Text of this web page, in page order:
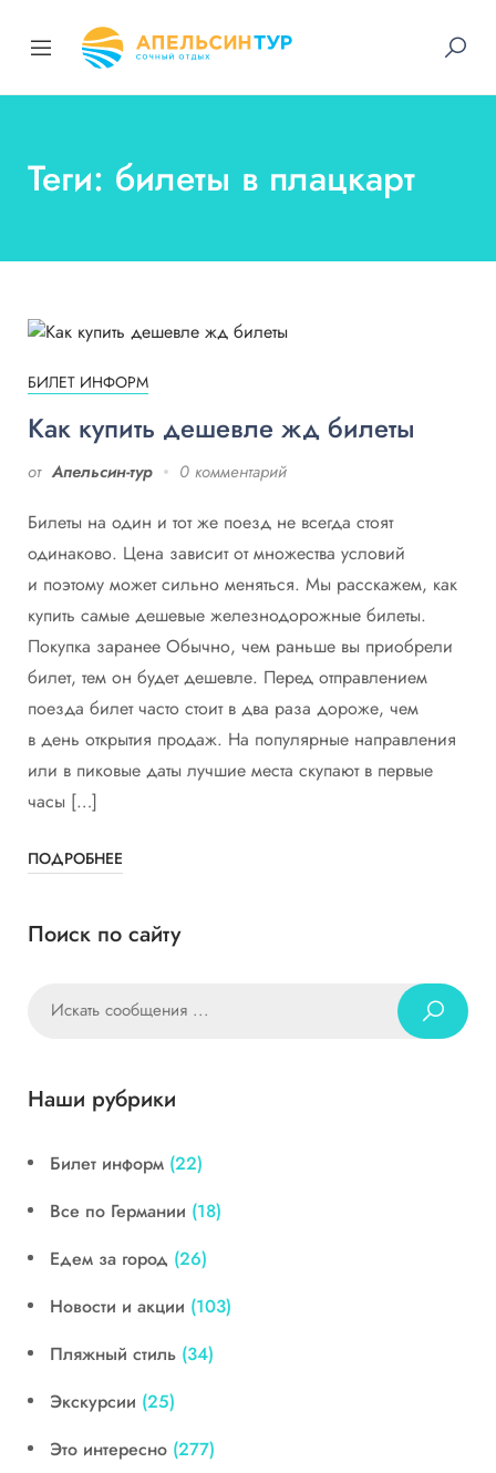
Теги: билеты в плацкарт
БИЛЕТ ИНФОРМ
Как купить дешевле жд билеты
от Апельсин-тур 0 комментарий
Билеты на один и тот же поезд не всегда стоят
одинаково. Цена зависит от множества условий
и поэтому может сильно меняться. Мы расскажем, как
купить самые дешевые железнодорожные билеты.
Покупка заранее Обычно, чем раньше вы приобрели
билет, тем он будет дешевле. Перед отправлением
поезда билет часто стоит в два раза дороже, чем
в день открытия продаж. На популярные направления
или в пиковые даты лучшие места скупают в первые
часы […]
ПОДРОБНЕЕ
Поиск по сайту
Наши рубрики
Билет информ (22)
Все по Германии (18)
Едем за город (26)
Новости и акции (103)
Пляжный стиль (34)
Экскурсии (25)
Это интересно (277)